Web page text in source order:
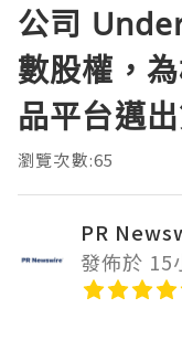
公司
數股權，
品平台邁
瀏覽次數:65
PR
發佈於 15